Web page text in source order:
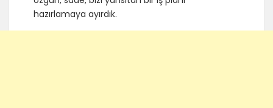
hazırlamaya ayırdık.